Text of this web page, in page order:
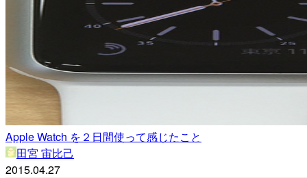
Apple Watch を２日間使って感じたこと
田宮 宙比己
2015.04.27